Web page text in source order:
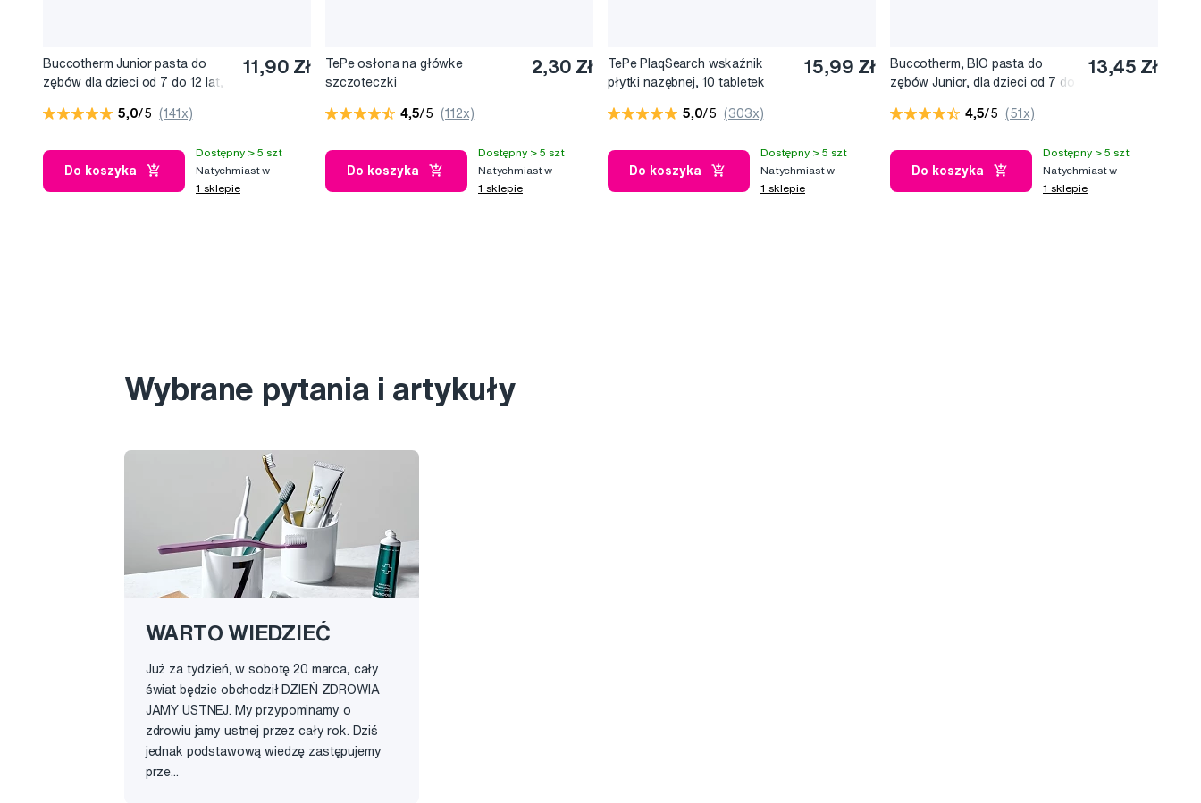
Buccotherm Junior pasta do
zębów dla dzieci od 7 do 12 lat,
11,90 Zł
5,0/5 (141x)
Do koszyka
Dostępny > 5 szt
Natychmiast w
1 sklepie
TePe osłona na główke
szczoteczki
2,30 Zł
4,5/5 (112x)
Do koszyka
Dostępny > 5 szt
Natychmiast w
1 sklepie
TePe PlaqSearch wskaźnik
płytki nazębnej, 10 tabletek
15,99 Zł
5,0/5 (303x)
Do koszyka
Dostępny > 5 szt
Natychmiast w
1 sklepie
Buccotherm, BIO pasta do
zębów Junior, dla dzieci od 7 do
13,45 Zł
4,5/5 (51x)
Do koszyka
Dostępny > 5 szt
Natychmiast w
1 sklepie
Wybrane pytania i artykuły
WARTO WIEDZIEĆ
Już za tydzień, w sobotę 20 marca, cały
świat będzie obchodził DZIEŃ ZDROWIA
JAMY USTNEJ. My przypominamy o
zdrowiu jamy ustnej przez cały rok. Dziś
jednak podstawową wiedzę zastępujemy
prze...